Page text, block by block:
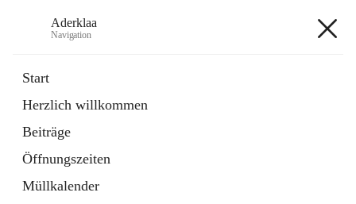
Aderklaa
Navigation
Start
Herzlich willkommen
Beiträge
Öffnungszeiten
Müllkalender
6 Schnellzugriffe
Gemeinde
3 Schnellzugriffe